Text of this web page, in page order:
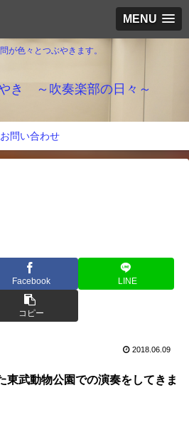
MENU
が色々とつぶやきます。
き ～吹奏楽部の日々～
お問い合わせ
Facebook LINE
コピー
2018.06.09
武動物公園での演奏をしてきま